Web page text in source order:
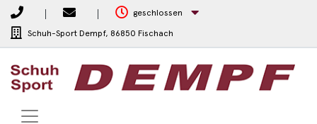
geschlossen
Schuh-Sport Dempf, 86850 Fischach